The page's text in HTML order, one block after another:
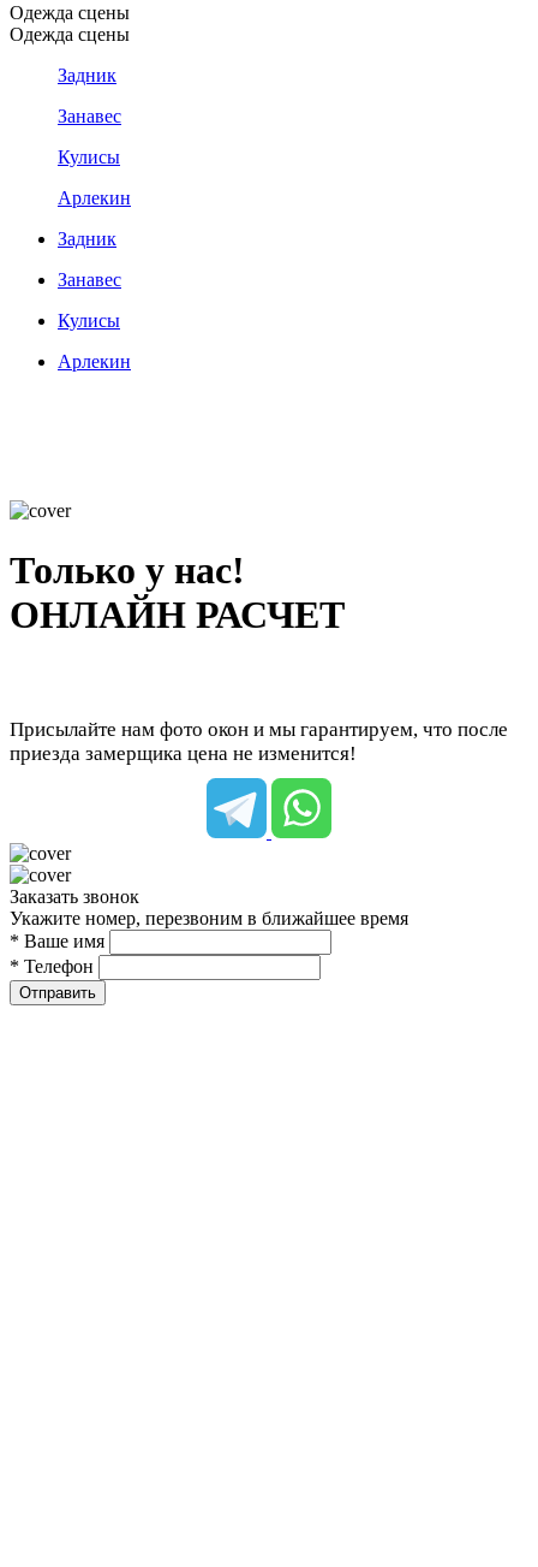
Одежда сцены
Одежда сцены
Задник
Занавес
Кулисы
Арлекин
Задник
Занавес
Кулисы
Арлекин
Только у нас!
ОНЛАЙН РАСЧЕТ
Присылайте нам фото окон и мы гарантируем, что после
приезда замерщика цена не изменится!
Заказать звонок
Укажите номер, перезвоним в ближайшее время
* Ваше имя
* Телефон
Отправить